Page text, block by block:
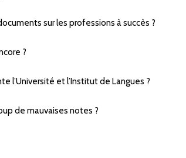
sur les professions à succès ?
?
l’Université et l’Institut de Langues ?
de mauvaises notes ?